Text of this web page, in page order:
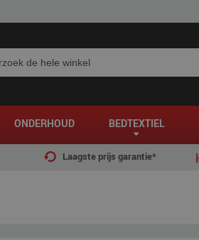
ONDERHOUD BEDTEXTIEL
Laagste prijs garantie*